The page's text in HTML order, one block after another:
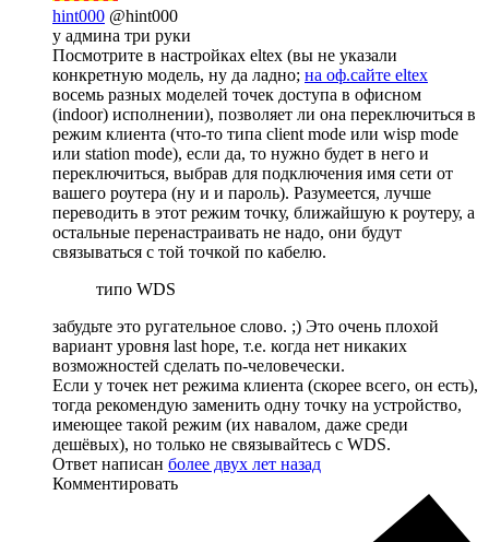
hint000 @hint000
у админа три руки
Посмотрите в настройках eltex (вы не указали
конкретную модель, ну да ладно; на оф.сайте eltex
восемь разных моделей точек доступа в офисном
(indoor) исполнении), позволяет ли она переключиться в
режим клиента (что-то типа client mode или wisp mode
или station mode), если да, то нужно будет в него и
переключиться, выбрав для подключения имя сети от
вашего роутера (ну и и пароль). Разумеется, лучше
переводить в этот режим точку, ближайшую к роутеру, а
остальные перенастраивать не надо, они будут
связываться с той точкой по кабелю.
типо WDS
забудьте это ругательное слово. ;) Это очень плохой
вариант уровня last hope, т.е. когда нет никаких
возможностей сделать по-человечески.
Если у точек нет режима клиента (скорее всего, он есть),
тогда рекомендую заменить одну точку на устройство,
имеющее такой режим (их навалом, даже среди
дешёвых), но только не связывайтесь с WDS.
Ответ написан более двух лет назад
Комментировать